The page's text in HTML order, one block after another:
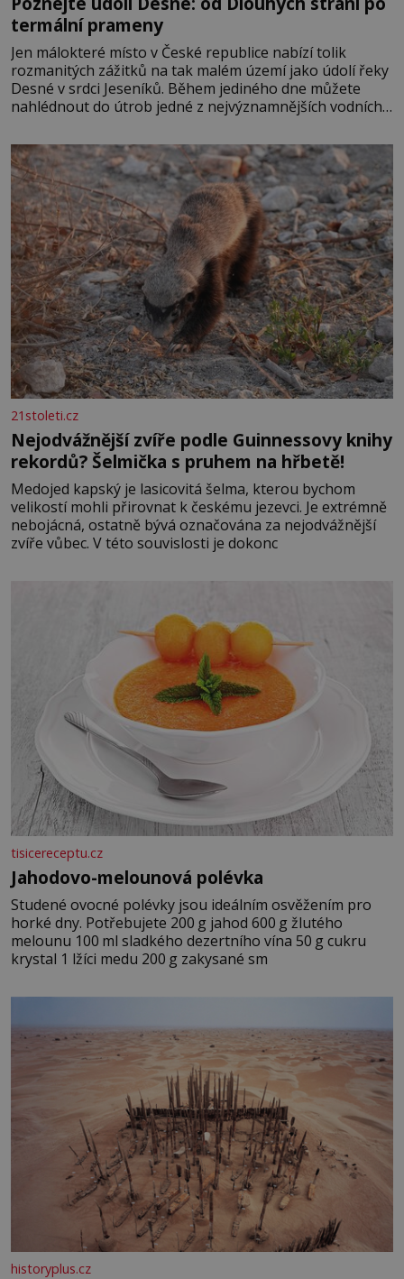
termální prameny
Jen málokteré místo v České republice nabízí tolik
rozmanitých zážitků na tak malém území jako údolí řeky
Desné v srdci Jeseníků. Během jediného dne můžete
nahlédnout do útrob jedné z nejvýznamnějších vodních
se na koloběžce a den zakončit poznáváním památek ve
Velkých Losinách nebo v termálním
21stoleti.cz
Nejodvážnější zvíře podle Guinnessovy knihy
rekordů? Šelmička s pruhem na hřbetě!
Medojed kapský je lasicovitá šelma, kterou bychom
velikostí mohli přirovnat k českému jezevci. Je extrémně
nebojácná, ostatně bývá označována za nejodvážnější
zvíře vůbec. V této souvislosti je dokonc
tisicereceptu.cz
Jahodovo-melounová polévka
Studené ovocné polévky jsou ideálním osvěžením pro
horké dny. Potřebujete 200 g jahod 600 g žlutého
melounu 100 ml sladkého dezertního vína 50 g cukru
krystal 1 lžíci medu 200 g zakysané sm
historyplus.cz